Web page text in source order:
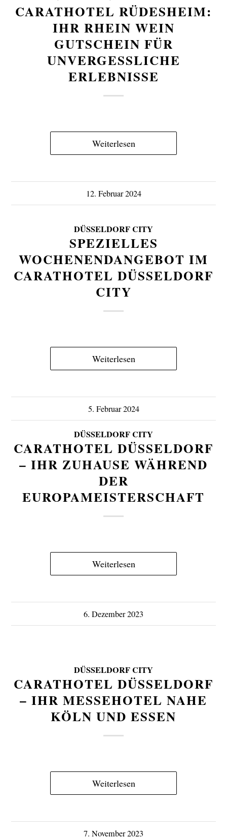
CARATHOTEL RÜDESHEIM:
IHR RHEIN WEIN
GUTSCHEIN FÜR
UNVERGESSLICHE
ERLEBNISSE
Weiterlesen
12. Februar 2024
DÜSSELDORF CITY
SPEZIELLES
WOCHENENDANGEBOT IM
CARATHOTEL DÜSSELDORF
CITY
Weiterlesen
5. Februar 2024
DÜSSELDORF CITY
CARATHOTEL DÜSSELDORF
– IHR ZUHAUSE WÄHREND
DER
EUROPAMEISTERSCHAFT
Weiterlesen
6. Dezember 2023
DÜSSELDORF CITY
CARATHOTEL DÜSSELDORF
– IHR MESSEHOTEL NAHE
KÖLN UND ESSEN
Weiterlesen
7. November 2023